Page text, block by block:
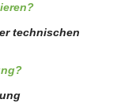
technischen